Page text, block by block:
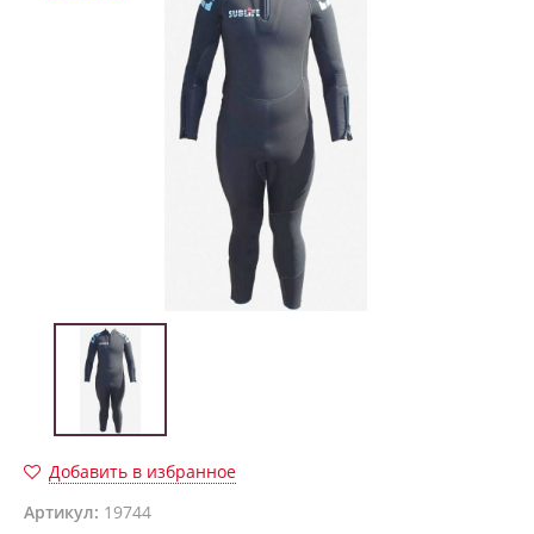
Добавить в избранное
Артикул: 19744